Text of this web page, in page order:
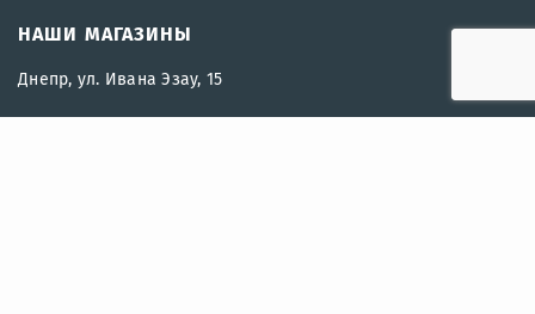
НАШИ МАГАЗИНЫ
Днепр, ул. Ивана Эзау, 15